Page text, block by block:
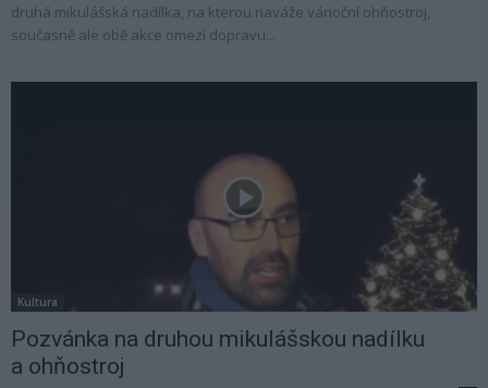
druhá mikulášská nadílka, na kterou naváže vánoční ohňostroj,
současně ale obě akce omezí dopravu...
Kultura
Pozvánka na druhou mikulášskou nadílku
a ohňostroj